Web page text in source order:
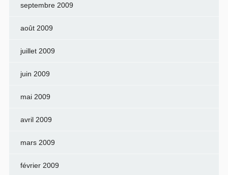
septembre 2009
août 2009
juillet 2009
juin 2009
mai 2009
avril 2009
mars 2009
février 2009